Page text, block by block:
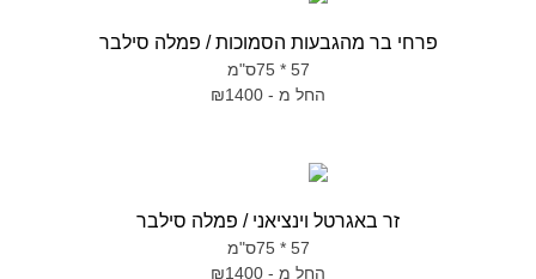
פרחי בר מהגבעות הסמוכות / פמלה סילבר
57 * 75ס"מ
החל מ - ₪1400
זר באגרטל וינציאני / פמלה סילבר
57 * 75ס"מ
החל מ - ₪1400